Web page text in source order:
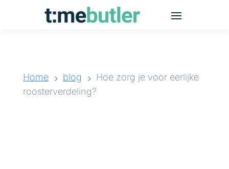
Home 5 blog 5
Hoe zorg je voor eerlijke
roosterverdeling?